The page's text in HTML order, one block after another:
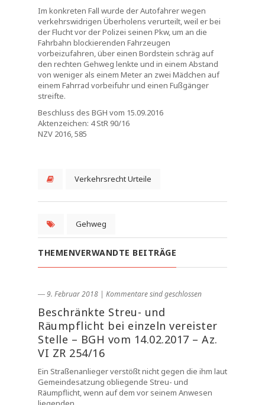
Im konkreten Fall wurde der Autofahrer wegen
verkehrswidrigen Überholens verurteilt, weil er bei
der Flucht vor der Polizei seinen Pkw, um an die
Fahrbahn blockierenden Fahrzeugen
vorbeizufahren, über einen Bordstein schräg auf
den rechten Gehweg lenkte und in einem Abstand
von weniger als einem Meter an zwei Mädchen auf
einem Fahrrad vorbeifuhr und einen Fußgänger
streifte.
Beschluss des BGH vom 15.09.2016
Aktenzeichen: 4 StR 90/16
NZV 2016, 585
Verkehrsrecht Urteile
Gehweg
THEMENVERWANDTE BEITRÄGE
― 9. Februar 2018 | Kommentare sind geschlossen
Beschränkte Streu- und
Räumpflicht bei einzeln vereister
Stelle – BGH vom 14.02.2017 – Az.
VI ZR 254/16
Ein Straßenanlieger verstößt nicht gegen die ihm laut
Gemeindesatzung obliegende Streu- und
Räumpflicht, wenn auf dem vor seinem Anwesen